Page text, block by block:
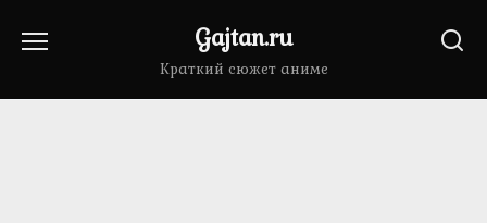
Gajtan.ru
Краткий сюжет аниме